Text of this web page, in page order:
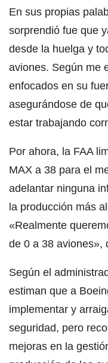
En sus propias
sorprendió fue que
desde la huelga y
aviones. Según me
enfocados en su
asegurándose de
estar trabajando
Por ahora, la FAA
MAX a 38 para el
adelantar ninguna
la producción más
«Realmente
de 0 a 38 aviones»,
Según el
estiman que a
implementar y
seguridad, pero
mejoras en la